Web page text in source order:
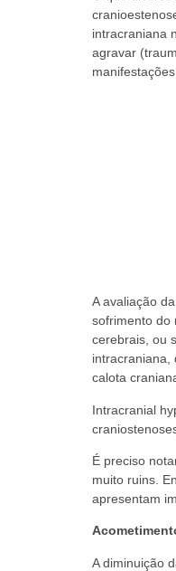
intracraniana
agravar
A avaliação
sofrimento do
cerebrais, ou
intracraniana,
calota
Intracranial
É preciso
muito ruins.
apresentam
A diminuição